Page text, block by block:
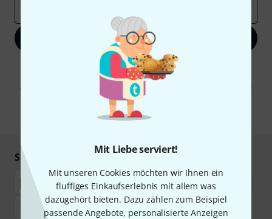
Mit Liebe serviert!
Mit unseren Cookies möchten wir Ihnen ein
fluffiges Einkaufserlebnis mit allem was
dazugehört bieten. Dazu zählen zum Beispiel
passende Angebote, personalisierte Anzeigen
Jetzt anmelden
Mit Klick auf „Jetzt anmelden“ stimmen Sie dem Erhalt von E-Mail-
Werbung und einer Messung des E-Mail-Nutzungsverhaltens zu. Die
Abmeldung ist jederzeit möglich. Weitere Informationen finden Sie in
unseren
Datenschutzhinweisen
* Pflichtfeld
Sicher einkaufen & bezahlen